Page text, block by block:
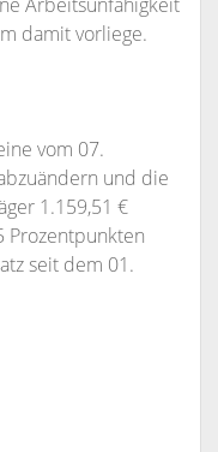
damit vorliege.
vom 07.
und die
1.159,51 €
Prozentpunkten
seit dem 01.